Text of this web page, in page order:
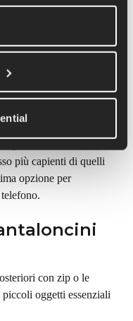
una soluzione
con
che preferiscono
più capienti di quelli
opzione per
con zip o le
piccoli oggetti essenziali